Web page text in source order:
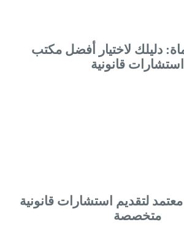
دليلك لاختيار أفضل مكتب
استشارات قانونية
لتقديم استشارات قانونية
متخصصة